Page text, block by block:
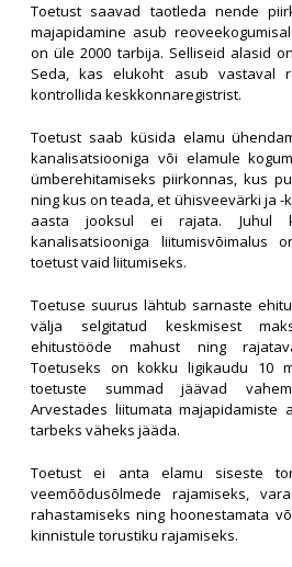
Toetust saavad taotleda nende
majapidamine asub
on üle 2000 tarbija. Selliseid alasid
Seda, kas elukoht asub vastaval
kontrollida keskkonnaregistrist.
Toetust saab küsida elamu
kanalisatsiooniga või elamule
ümberehitamiseks piirkonnas, kus
ning kus on teada, et ühisveevärki ja
aasta jooksul ei rajata. Juhul
kanalisatsiooniga liitumisvõimalus
toetust vaid liitumiseks.
Toetuse suurus lähtub sarnaste
välja selgitatud keskmisest
ehitustööde mahust ning
Toetuseks on kokku ligikaudu 10
toetuste summad jäävad
Arvestades liitumata majapidamiste
tarbeks väheks jääda.
Toetust ei anta elamu siseste
veemõõdusõlmede rajamiseks,
rahastamiseks ning hoonestamata
kinnistule torustiku rajamiseks.